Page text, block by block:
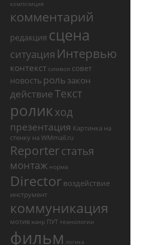
композиция
комментарий
редакция сцена
ситуация Интервью
контекст символ совет
новость роль закон
действиеТекст
роликход
презентация Картинка на
стенку на WMmail.ru
Reporterстатья
монтаж норма
Director воздействие
инструмент
коммуникация
мотив жанр ПУТ технологии
фильм логика